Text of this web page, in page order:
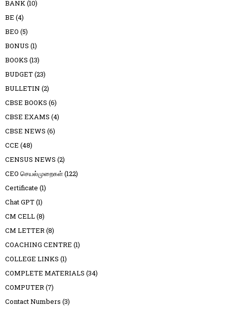
BANK(10)
BE (4)
BEO (5)
BONUS (1)
BOOKS (13)
BUDGET(23)
BULLETIN (2)
CBSE BOOKS (6)
CBSE EXAMS (4)
CBSE NEWS (6)
CCE (48)
CENSUS NEWS (2)
CEO செயல்முறைகள்(122)
Certificate (1)
Chat GPT(1)
CM CELL(8)
CM LETTER(8)
COACHING CENTRE (1)
COLLEGE LINKS (1)
COMPLETE MATERIALS (34)
COMPUTER(7)
Contact Numbers (3)